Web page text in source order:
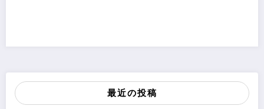
最近の投稿